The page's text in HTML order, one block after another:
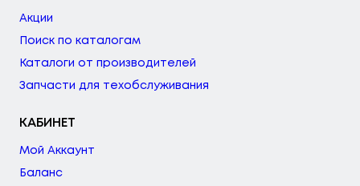
Акции
Поиск по каталогам
Каталоги от производителей
Запчасти для техобслуживания
КАБИНЕТ
Мой Аккаунт
Баланс